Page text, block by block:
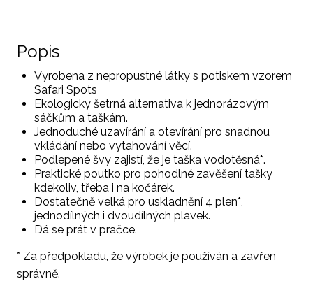
Popis
Vyrobena z nepropustné látky s potiskem vzorem
Safari Spots
Ekologicky šetrná alternativa k jednorázovým
sáčkům a taškám.
Jednoduché uzavírání a otevírání pro snadnou
vkládání nebo vytahování věcí.
Podlepené švy zajistí, že je taška vodotěsná*.
Praktické poutko pro pohodlné zavěšení tašky
kdekoliv, třeba i na kočárek.
Dostatečně velká pro uskladnění 4 plen*,
jednodílných i dvoudílných plavek.
Dá se prát v pračce.
* Za předpokladu, že výrobek je používán a zavřen
správně.